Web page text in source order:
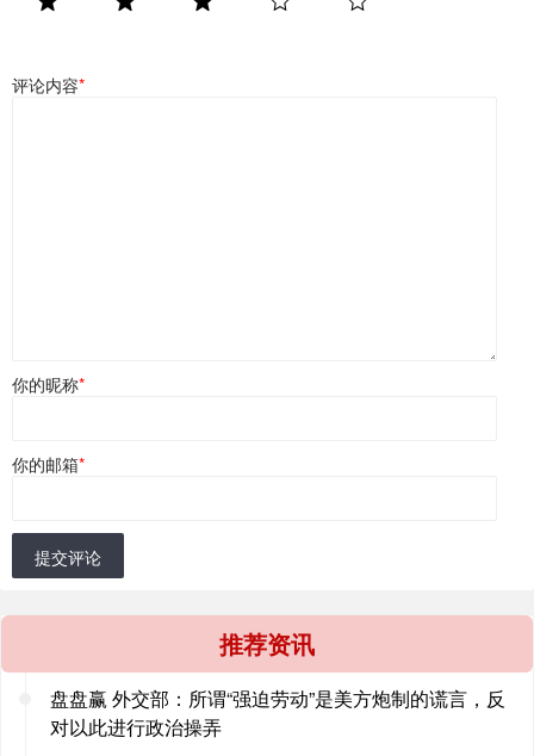
评论内容*
你的昵称*
你的邮箱*
提交评论
推荐资讯
盘盘赢 外交部：所谓“强迫劳动”是美方炮制的谎言，反
对以此进行政治操弄